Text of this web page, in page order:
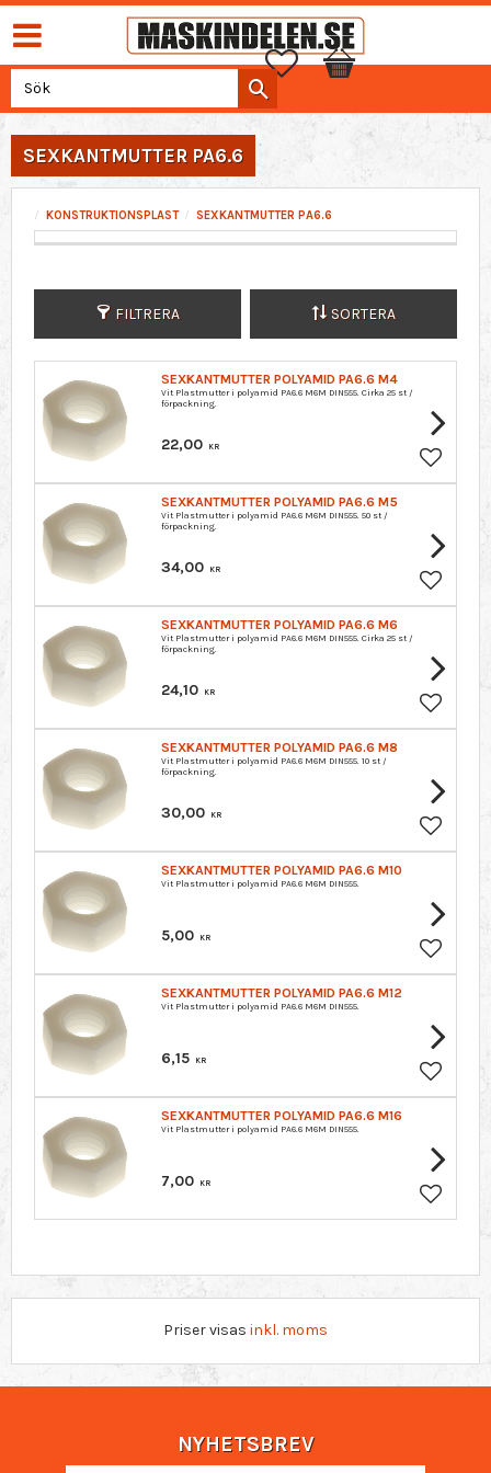
Favoriter
Kundvagn
SEXKANTMUTTER PA6.6
KONSTRUKTIONSPLAST SEXKANTMUTTER PA6.6
FILTRERA SORTERA
SEXKANTMUTTER POLYAMID PA6.6 M4
Vit Plastmutter i polyamid PA6.6 M6M DIN555. Cirka 25 st /
förpackning.
22,00 KR
Lägg till
SEXKANTMUTTER POLYAMID PA6.6 M5
Vit Plastmutter i polyamid PA6.6 M6M DIN555. 50 st /
förpackning.
34,00 KR
Lägg till
SEXKANTMUTTER POLYAMID PA6.6 M6
Vit Plastmutter i polyamid PA6.6 M6M DIN555. Cirka 25 st /
förpackning.
24,10 KR
Lägg till
SEXKANTMUTTER POLYAMID PA6.6 M8
Vit Plastmutter i polyamid PA6.6 M6M DIN555. 10 st /
förpackning.
30,00 KR
Lägg till
SEXKANTMUTTER POLYAMID PA6.6 M10
Vit Plastmutter i polyamid PA6.6 M6M DIN555.
5,00 KR
Lägg till
SEXKANTMUTTER POLYAMID PA6.6 M12
Vit Plastmutter i polyamid PA6.6 M6M DIN555.
6,15 KR
Lägg till
SEXKANTMUTTER POLYAMID PA6.6 M16
Vit Plastmutter i polyamid PA6.6 M6M DIN555.
7,00 KR
Lägg till
Priser visas inkl. moms
NYHETSBREV